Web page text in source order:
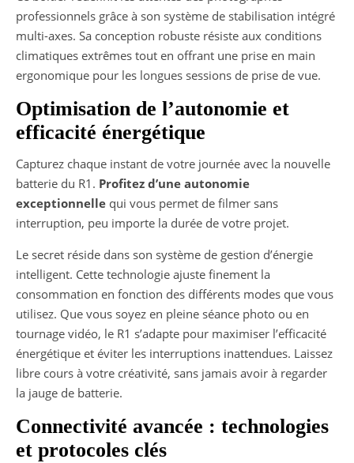
professionnels grâce à son système de stabilisation intégré
multi-axes. Sa conception robuste résiste aux conditions
climatiques extrêmes tout en offrant une prise en main
ergonomique pour les longues sessions de prise de vue.
Optimisation de l’autonomie et
efficacité énergétique
Capturez chaque instant de votre journée avec la nouvelle
batterie du R1. Profitez d’une autonomie
exceptionnelle qui vous permet de filmer sans
interruption, peu importe la durée de votre projet.
Le secret réside dans son système de gestion d’énergie
intelligent. Cette technologie ajuste finement la
consommation en fonction des différents modes que vous
utilisez. Que vous soyez en pleine séance photo ou en
tournage vidéo, le R1 s’adapte pour maximiser l’efficacité
énergétique et éviter les interruptions inattendues. Laissez
libre cours à votre créativité, sans jamais avoir à regarder
la jauge de batterie.
Connectivité avancée : technologies
et protocoles clés